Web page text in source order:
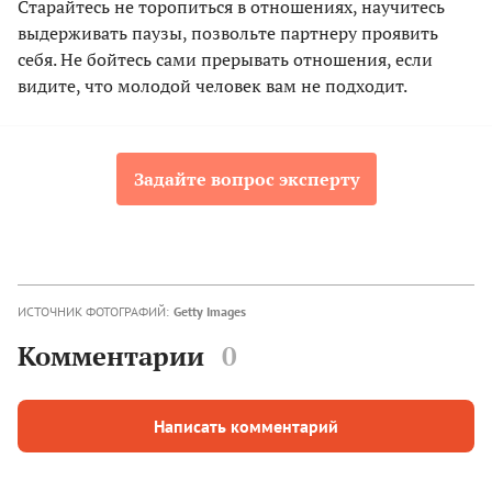
Старайтесь не торопиться в отношениях, научитесь
выдерживать паузы, позвольте партнеру проявить
себя. Не бойтесь сами прерывать отношения, если
видите, что молодой человек вам не подходит.
Задайте вопрос эксперту
ИСТОЧНИК ФОТОГРАФИЙ: Getty Images
Комментарии 0
Написать комментарий